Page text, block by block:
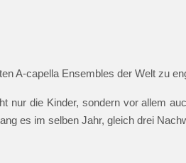
A-capella Ensembles der Welt zu
die Kinder, sondern vor allem
es im selben Jahr, gleich drei